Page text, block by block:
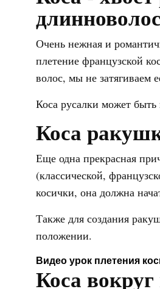
Очень нежная и
плетение французской
волос, мы не затягиваем
Коса русалки может
Коса
Еще одна прекрасная
(классической,
косички, она должна
Также для создания
положении.
Видео урок плетения
Коса